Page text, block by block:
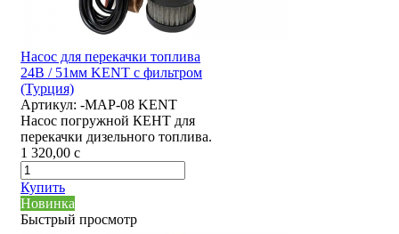
Насос для перекачки топлива
24В / 51мм KENT с фильтром
(Турция)
Артикул: -MAP-08 KENT
Насос погружной КЕНТ для
перекачки дизельного топлива.
1 320,00 c
Купить
Новинка
Быстрый просмотр